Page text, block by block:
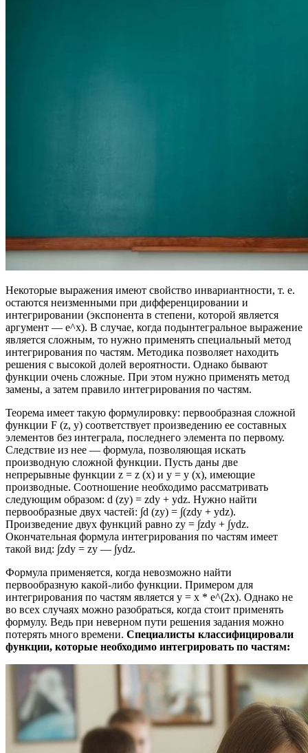
Некоторые выражения имеют свойство инвариантности, т. е.
остаются неизменными при дифференцировании и
интегрировании (экспонента в степени, которой является
аргумент — e^x). В случае, когда подынтегральное выражение
является сложным, то нужно применять специальный метод
интегрирования по частям. Методика позволяет находить
решения с высокой долей вероятности. Однако бывают
функции очень сложные. При этом нужно применять метод
замены, а затем правило интегрирования по частям.
Теорема имеет такую формулировку: первообразная сложной
функции F (z, y) соответствует произведению ее составных
элементов без интеграла, последнего элемента по первому.
Следствие из нее — формула, позволяющая искать
производную сложной функции. Пусть даны две
непрерывные функции z = z (x) и y = y (x), имеющие
производные. Соотношение необходимо рассматривать
следующим образом: d (zy) = zdy + ydz. Нужно найти
первообразные двух частей: ∫d (zy) = ∫(zdy + ydz).
Произведение двух функций равно zy = ∫zdy + ∫ydz.
Окончательная формула интегрирования по частям имеет
такой вид: ∫zdy = zy — ∫ydz.
Формула применяется, когда невозможно найти
первообразную какой-либо функции. Примером для
интегрирования по частям является y = x * e^(2x). Однако не
во всех случаях можно разобраться, когда стоит применять
формулу. Ведь при неверном пути решения задания можно
потерять много времени. Специалисты классифицировали
функции, которые необходимо интегрировать по частям: